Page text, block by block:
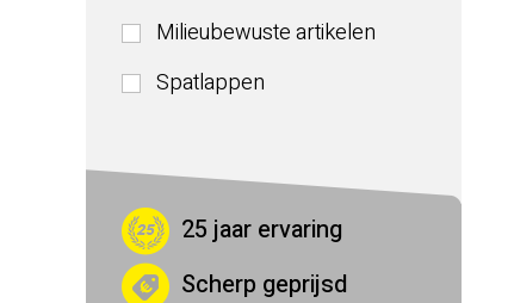
Milieubewuste artikelen
Spatlappen
25 jaar ervaring
Scherp geprijsd